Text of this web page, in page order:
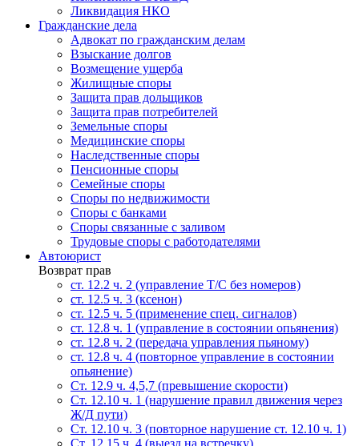
Ликвидация НКО
Гражданские дела
Адвокат по гражданским делам
Взыскание долгов
Возмещение ущерба
Жилищные споры
Защита прав дольщиков
Защита прав потребителей
Земельные споры
Медицинские споры
Наследственные споры
Пенсионные споры
Семейные споры
Cпоры по недвижимости
Споры с банками
Споры связанные с заливом
Трудовые споры с работодателями
Автоюрист
Возврат прав
ст. 12.2 ч. 2 (управление Т/С без номеров)
ст. 12.5 ч. 3 (ксенон)
ст. 12.5 ч. 5 (применение спец. сигналов)
cт. 12.8 ч. 1 (управление в состоянии опьянения)
ст. 12.8 ч. 2 (передача управления пьяному)
ст. 12.8 ч. 4 (повторное управление в состоянии
опьянение)
Ст. 12.9 ч. 4,5,7 (превышение скорости)
Ст. 12.10 ч. 1 (нарушение правил движения через
Ж/Д пути)
Ст. 12.10 ч. 3 (повторное нарушение ст. 12.10 ч. 1)
Ст. 12.15 ч. 4 (выезд на встречку)